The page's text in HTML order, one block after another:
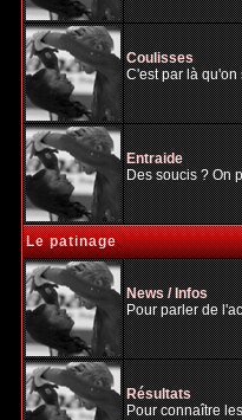
Coulisses
C'est par là qu'on
Entraide
Des soucis ? On
Le patinage
News / Infos
Pour parler de
Résultats
Pour connaître